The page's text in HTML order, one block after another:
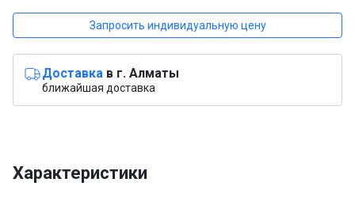
Запросить индивидуальную цену
Доставка в г. Алматы
ближайшая доставка
Характеристики